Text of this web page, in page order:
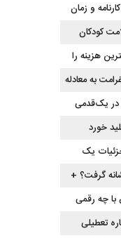
و زمان
کودکان
هزینه را
غرامت به معادله
در یک‌قدمی
یک
گرفت؟ +
با چه رقمی
تعطیلی